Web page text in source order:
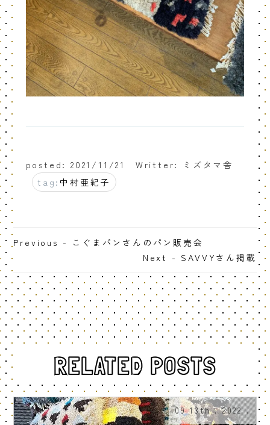
posted: 2021/11/21
Writter: ミズタマ舎
tag: 中村亜紀子
Previous - こぐまパンさんのパン販売会
Next - SAVVYさん掲載
RELATED POSTS
09 13th . 2022 .